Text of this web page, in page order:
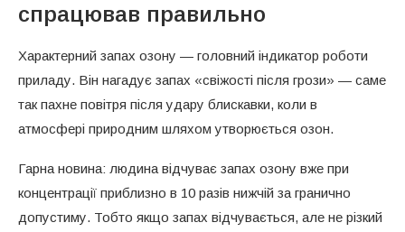
спрацював правильно
Характерний запах озону — головний індикатор роботи
приладу. Він нагадує запах «свіжості після грози» — саме
так пахне повітря після удару блискавки, коли в
атмосфері природним шляхом утворюється озон.
Гарна новина: людина відчуває запах озону вже при
концентрації приблизно в 10 разів нижчій за гранично
допустиму. Тобто якщо запах відчувається, але не різкий